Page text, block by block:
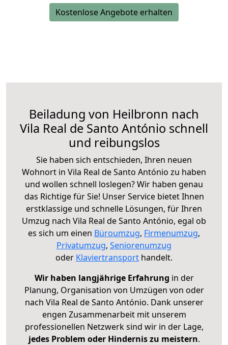
Kostenlose Angebote erhalten
Beiladung von Heilbronn nach
Vila Real de Santo António schnell
und reibungslos
Sie haben sich entschieden, Ihren neuen
Wohnort in Vila Real de Santo António zu haben
und wollen schnell loslegen? Wir haben genau
das Richtige für Sie! Unser Service bietet Ihnen
erstklassige und schnelle Lösungen, für Ihren
Umzug nach Vila Real de Santo António, egal ob
es sich um einen Büroumzug, Firmenumzug,
Privatumzug, Seniorenumzug
oder Klaviertransport handelt.
Wir haben langjährige Erfahrung in der
Planung, Organisation von Umzügen von oder
nach Vila Real de Santo António. Dank unserer
engen Zusammenarbeit mit unserem
professionellen Netzwerk sind wir in der Lage,
jedes Problem oder Hindernis zu meistern.